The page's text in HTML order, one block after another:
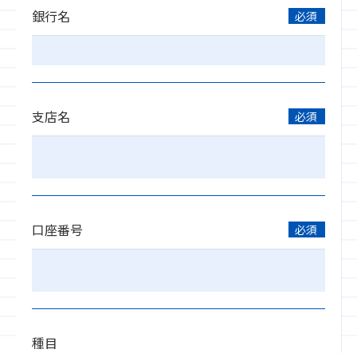
銀行名 必須
支店名 必須
口座番号 必須
種目